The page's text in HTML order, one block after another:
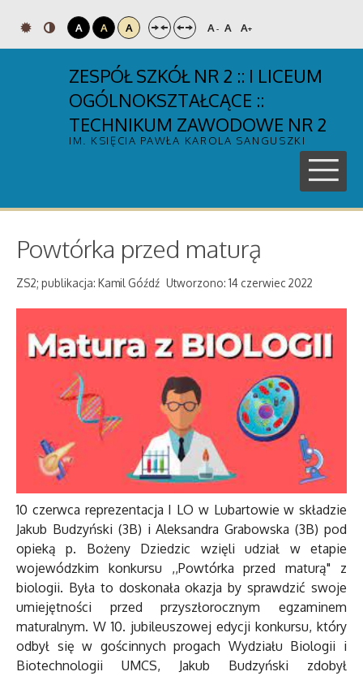
A A A A- A A+
ZESPÓŁ SZKÓŁ NR 2 :: I LICEUM
OGÓLNOKSZTAŁCĄCE ::
TECHNIKUM ZAWODOWE NR 2
IM. KSIĘCIA PAWŁA KAROLA SANGUSZKI
Powtórka przed maturą
ZS2; publikacja: Kamil Góźdź Utworzono: 14 czerwiec 2022
10 czerwca reprezentacja I LO w Lubartowie w składzie
Jakub Budzyński (3B) i Aleksandra Grabowska (3B) pod
opieką p. Bożeny Dziedzic wzięli udział w etapie
wojewódzkim konkursu ,,Powtórka przed maturą" z
biologii. Była to doskonała okazja by sprawdzić swoje
umiejętności przed przyszłorocznym egzaminem
maturalnym. W 10. jubileuszowej edycji konkursu, który
odbył się w gościnnych progach Wydziału Biologii i
Biotechnologii UMCS, Jakub Budzyński zdobył